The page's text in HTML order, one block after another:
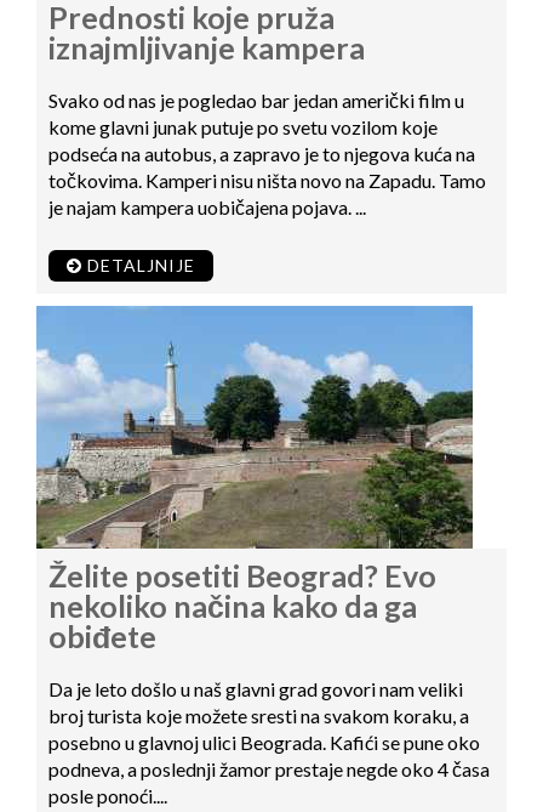
Prednosti koje pruža
iznajmljivanje kampera
Svako od nas je pogledao bar jedan američki film u
kome glavni junak putuje po svetu vozilom koje
podseća na autobus, a zapravo je to njegova kuća na
točkovima. Kamperi nisu ništa novo na Zapadu. Tamo
je najam kampera uobičajena pojava. ...
DETALJNIJE
Želite posetiti Beograd? Evo
nekoliko načina kako da ga
obiđete
Da je leto došlo u naš glavni grad govori nam veliki
broj turista koje možete sresti na svakom koraku, a
posebno u glavnoj ulici Beograda. Kafići se pune oko
podneva, a poslednji žamor prestaje negde oko 4 časa
posle ponoći....